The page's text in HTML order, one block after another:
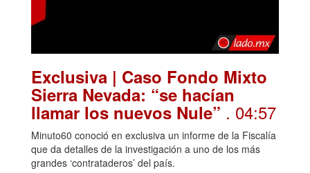
Exclusiva | Caso Fondo Mixto
Sierra Nevada: “se hacían
llamar los nuevos Nule” . 04:57
Minuto60 conoció en exclusiva un informe de la Fiscalía
que da detalles de la investigación a uno de los más
grandes ‘contrataderos’ del país.